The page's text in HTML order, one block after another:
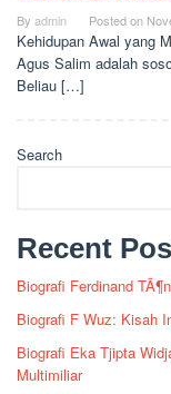
By admin Posted on
Kehidupan Awal yang
Agus Salim adalah
Beliau […]
Search
Recent
Biografi Ferdinand
Biografi F Wuz: Kisah
Biografi Eka Tjipta
Multimiliar